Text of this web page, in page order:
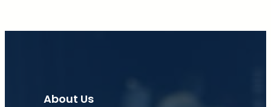
About Us